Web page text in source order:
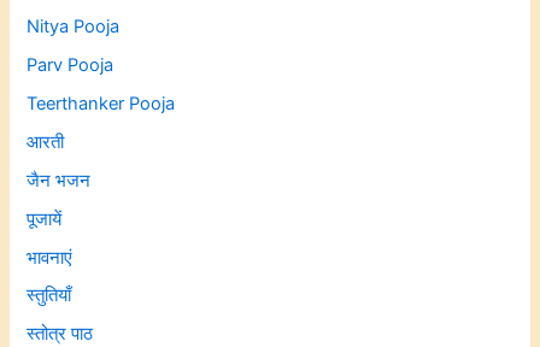
Nitya Pooja
Parv Pooja
Teerthanker Pooja
आरती
जैन भजन
पूजायें
भावनाएं
स्तुतियाँ
स्तोत्र पाठ